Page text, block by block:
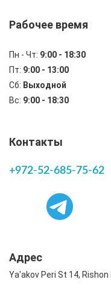
Рабочее время
Пн - Чт: 9:00 - 18:30
Пт: 9:00 - 13:00
Сб: Выходной
Вс: 9:00 - 18:30
Контакты
+972-52-685-75-62
Адрес
Ya'akov Peri St 14, Rishon